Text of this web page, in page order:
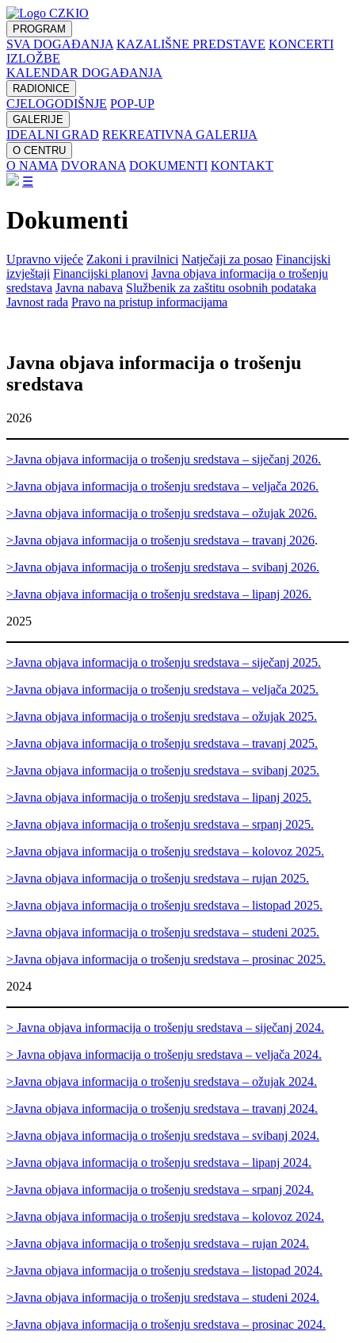
PROGRAM
SVA DOGAĐANJA KAZALIŠNE PREDSTAVE KONCERTI
IZLOŽBE
KALENDAR DOGAĐANJA
RADIONICE
CJELOGODIŠNJE POP-UP
GALERIJE
IDEALNI GRAD REKREATIVNA GALERIJA
O CENTRU
O NAMA DVORANA DOKUMENTI KONTAKT
☰
Dokumenti
Upravno vijeće Zakoni i pravilnici Natječaji za posao Financijski
izvještaji Financijski planovi Javna objava informacija o trošenju
sredstava Javna nabava Službenik za zaštitu osobnih podataka
Javnost rada Pravo na pristup informacijama
Javna objava informacija o trošenju
sredstava
2026
>Javna objava informacija o trošenju sredstava – siječanj 2026.
>Javna objava informacija o trošenju sredstava – veljača 2026.
>Javna objava informacija o trošenju sredstava – ožujak 2026.
>Javna objava informacija o trošenju sredstava – travanj 2026.
>Javna objava informacija o trošenju sredstava – svibanj 2026.
>Javna objava informacija o trošenju sredstava – lipanj 2026.
2025
>Javna objava informacija o trošenju sredstava – siječanj 2025.
>Javna objava informacija o trošenju sredstava – veljača 2025.
>Javna objava informacija o trošenju sredstava – ožujak 2025.
>Javna objava informacija o trošenju sredstava – travanj 2025.
>Javna objava informacija o trošenju sredstava – svibanj 2025.
>Javna objava informacija o trošenju sredstava – lipanj 2025.
>Javna objava informacija o trošenju sredstava – srpanj 2025.
>Javna objava informacija o trošenju sredstava – kolovoz 2025.
>Javna objava informacija o trošenju sredstava – rujan 2025.
>Javna objava informacija o trošenju sredstava – listopad 2025.
>Javna objava informacija o trošenju sredstava – studeni 2025.
>Javna objava informacija o trošenju sredstava – prosinac 2025.
2024
> Javna objava informacija o trošenju sredstava – siječanj 2024.
> Javna objava informacija o trošenju sredstava – veljača 2024.
>Javna objava informacija o trošenju sredstava – ožujak 2024.
>Javna objava informacija o trošenju sredstava – travanj 2024.
>Javna objava informacija o trošenju sredstava – svibanj 2024.
>Javna objava informacija o trošenju sredstava – lipanj 2024.
>Javna objava informacija o trošenju sredstava – srpanj 2024.
>Javna objava informacija o trošenju sredstava – kolovoz 2024.
>Javna objava informacija o trošenju sredstava – rujan 2024.
>Javna objava informacija o trošenju sredstava – listopad 2024.
>Javna objava informacija o trošenju sredstava – studeni 2024.
>Javna objava informacija o trošenju sredstava – prosinac 2024.